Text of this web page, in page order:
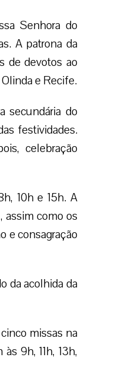
Senhora do
A patrona da
de devotos ao
e Recife.
secundária do
festividades.
celebração
10h e 15h. A
assim como os
e consagração
da acolhida da
missas na
9h, 11h, 13h,